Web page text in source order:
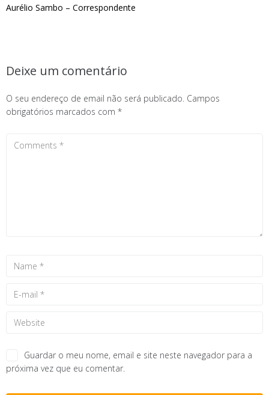
Aurélio Sambo – Correspondente
Deixe um comentário
O seu endereço de email não será publicado. Campos
obrigatórios marcados com *
Guardar o meu nome, email e site neste navegador para a
próxima vez que eu comentar.